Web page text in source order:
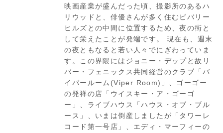
映画産業が盛んだった頃、撮影所のあるハ
リウッドと、俳優さんが多く住むビバリー
ヒルズとの中間に位置するため、夜の街と
して栄えたことが発端です。 現在も、週末
の夜ともなると若い人々でにぎわっていま
す。この界隈にはジョニー・デップと故リ
バー・フェニックス共同経営のクラブ「バ
イパールーム(Viper Room)」、ゴーゴー
の発祥の店「ウイスキー・ア・ゴーゴ
ー」、ライブハウス「ハウス・オブ・ブル
ース」、いまは倒産しましたが「タワーレ
コード第一号店」、エディ・マーフィーの